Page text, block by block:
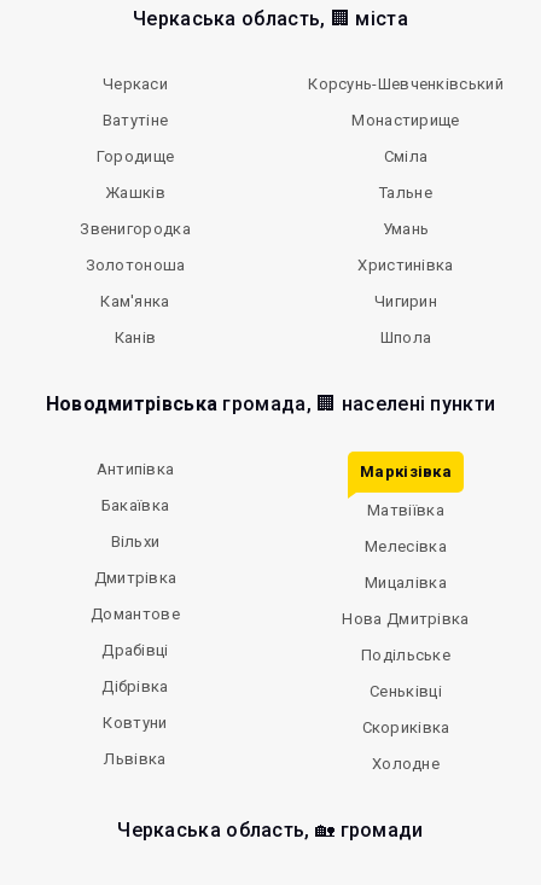
Черкаська область, 🏢 міста
Черкаси
Ватутіне
Городище
Жашків
Звенигородка
Золотоноша
Кам'янка
Канів
Корсунь-Шевченківський
Монастирище
Сміла
Тальне
Умань
Христинівка
Чигирин
Шпола
Новодмитрівська громада, 🏢 населені пункти
Антипівка
Бакаївка
Вільхи
Дмитрівка
Домантове
Драбівці
Дібрівка
Ковтуни
Львівка
Маркізівка
Матвіївка
Мелесівка
Мицалівка
Нова Дмитрівка
Подільське
Сеньківці
Скориківка
Холодне
Черкаська область, 🏡 громади